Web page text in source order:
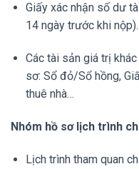
Giấy xác nhận số dư
14 ngày trước khi nộp).
Các tài sản giá trị
sơ: Sổ đỏ/Sổ hồng,
thuê nhà…
Nhóm hồ sơ lịch trình
Lịch trình tham quan